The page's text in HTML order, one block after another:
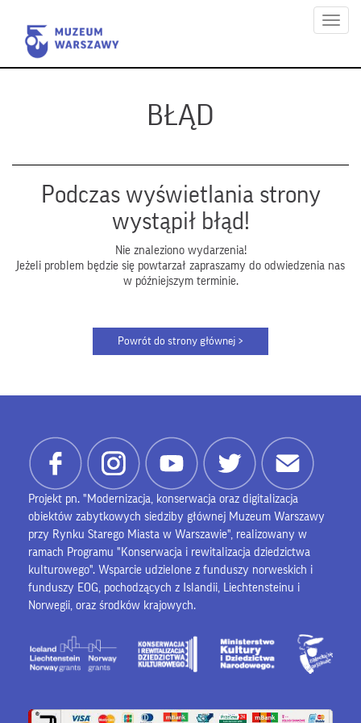
Menu
BŁĄD
Podczas wyświetlania strony
wystąpił błąd!
Nie znaleziono wydarzenia!
Jeżeli problem będzie się powtarzał zapraszamy do odwiedzenia nas
w późniejszym terminie.
Projekt pn. "Modernizacja, konserwacja oraz digitalizacja
obiektów zabytkowych siedziby głównej Muzeum Warszawy
przy Rynku Starego Miasta w Warszawie", realizowany w
ramach Programu "Konserwacja i rewitalizacja dziedzictwa
kulturowego". Wsparcie udzielone z funduszy norweskich i
funduszy EOG, pochodzących z Islandii, Liechtensteinu i
Norwegii, oraz środków krajowych.